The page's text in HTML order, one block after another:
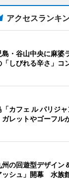
アクセスランキ
島・谷山中央に麻
「しびれる辛さ」コ
「カフェ ル パリジ
レットやゴーフル
州の回遊型デザイン
ッシュ」開幕 水族